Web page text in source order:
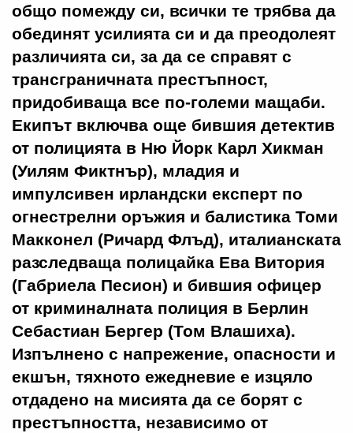
общо помежду си, всички те трябва да
обединят усилията си и да преодолеят
различията си, за да се справят с
трансграничната престъпност,
придобиваща все по-големи мащаби.
Екипът включва още бившия детектив
от полицията в Ню Йорк Карл Хикман
(Уилям Фиктнър), младия и
импулсивен ирландски експерт по
огнестрелни оръжия и балистика Томи
Макконел (Ричард Флъд), италианската
разследваща полицайка Ева Витория
(Габриела Песион) и бившия офицер
от криминалната полиция в Берлин
Себастиан Бергер (Том Влашиха).
Изпълнено с напрежение, опасности и
екшън, тяхното ежедневие е изцяло
отдадено на мисията да се борят с
престъпността, независимо от